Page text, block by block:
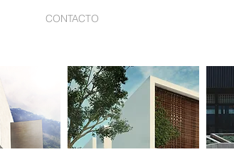
CONTACTO